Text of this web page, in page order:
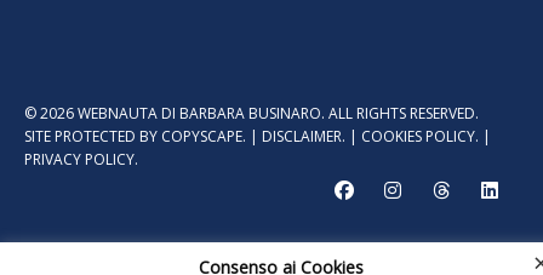
© 2026 WEBNAUTA DI BARBARA BUSINARO. ALL RIGHTS RESERVED.
SITE PROTECTED BY COPYSCAPE. | DISCLAIMER. | COOKIES POLICY. |
PRIVACY POLICY.
Consenso ai Cookies